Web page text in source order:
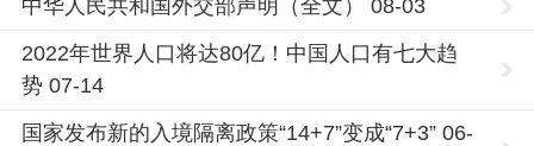
中华人民共和国外交部声明（全文） 08-03
2022年世界人口将达80亿！中国人口有七大趋
势 07-14
国家发布新的入境隔离政策“14+7”变成“7+3” 06-